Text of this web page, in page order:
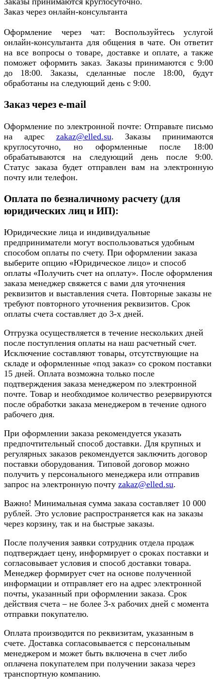
Заказ через онлайн-консультанта
Оформление через чат: Воспользуйтесь услугой
онлайн-консультанта для общения в чате. Он ответит
на все вопросы о товаре, доставке и оплате, а также
поможет оформить заказ. Заказы принимаются с 9:00
до 18:00. Заказы, сделанные после 18:00, будут
обработаны на следующий день с 9:00.
Заказ через e-mail
Оформление по электронной почте: Отправьте письмо
на адрес zakaz@elled.su. Заказы принимаются
круглосуточно, но оформленные после 18:00
обрабатываются на следующий день после 9:00.
Статус заказа будет отправлен вам на электронную
почту или телефон.
Оплата по безналичному расчету (для
юридических лиц и ИП):
Юридические лица и индивидуальные
предприниматели могут воспользоваться удобным
способом оплаты по счету. При оформлении заказа
выберите опцию «Юридическое лицо» и способ
оплаты «Получить счет на оплату». После оформления
заказа менеджер свяжется с вами для уточнения
реквизитов и выставления счета. Повторные заказы не
требуют повторного уточнения реквизитов. Срок
оплаты счета составляет до 3-х дней.
Отгрузка осуществляется в течение нескольких дней
после поступления оплаты на наш расчетный счет.
Исключение составляют товары, отсутствующие на
складе и оформленные «под заказ» со сроком поставки
15 дней. Оплата возможна только после
подтверждения заказа менеджером по электронной
почте. Товар и необходимое количество резервируются
после обработки заказа менеджером в течение одного
рабочего дня.
При оформлении заказа рекомендуется указать
предпочтительный способ доставки. Для крупных и
регулярных заказов рекомендуется заключить договор
поставки оборудования. Типовой договор можно
получить у персонального менеджера или отправив
запрос на электронную почту zakaz@elled.su.
Важно! Минимальная сумма заказа составляет 10 000
рублей. Это условие распространяется как на заказы
через корзину, так и на быстрые заказы.
После получения заявки сотрудник отдела продаж
подтверждает цену, информирует о сроках поставки и
согласовывает условия и способ доставки товара.
Менеджер формирует счет на основе полученной
информации и отправляет его на адрес электронной
почты, указанный при оформлении заказа. Срок
действия счета – не более 3-х рабочих дней с момента
отправки покупателю.
Оплата производится по реквизитам, указанным в
счете. Доставка согласовывается с персональным
менеджером и может быть включена в счет либо
оплачена покупателем при получении заказа через
транспортную компанию.